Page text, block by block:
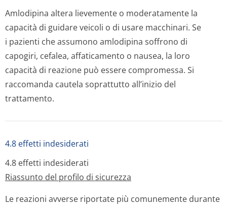
Amlodipina altera lievemente o moderatamente la
capacità di guidare veicoli o di usare macchinari. Se
i pazienti che assumono amlodipina soffrono di
capogiri, cefalea, affaticamento o nausea, la loro
capacità di reazione può essere compromessa. Si
raccomanda cautela soprattutto all’inizio del
trattamento.
4.8 effetti indesiderati
4.8 effetti indesiderati
Riassunto del profilo di sicurezza
Le reazioni avverse riportate più comunemente durante